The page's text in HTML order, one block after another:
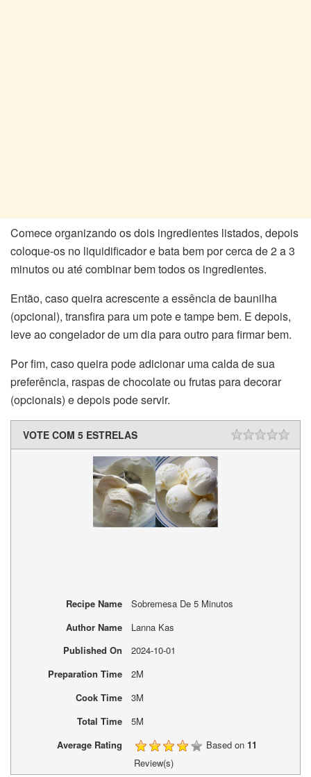
Comece organizando os dois ingredientes listados, depois
coloque-os no liquidificador e bata bem por cerca de 2 a 3
minutos ou até combinar bem todos os ingredientes.
Então, caso queira acrescente a essência de baunilha
(opcional), transfira para um pote e tampe bem. E depois,
leve ao congelador de um dia para outro para firmar bem.
Por fim, caso queira pode adicionar uma calda de sua
preferência, raspas de chocolate ou frutas para decorar
(opcionais) e depois pode servir.
VOTE COM 5 ESTRELAS
Recipe Name
Sobremesa De 5 Minutos
Author Name
Lanna Kas
Published On
2024-10-01
Preparation Time
2M
Cook Time
3M
Total Time
5M
Average Rating
Based on 11
Review(s)